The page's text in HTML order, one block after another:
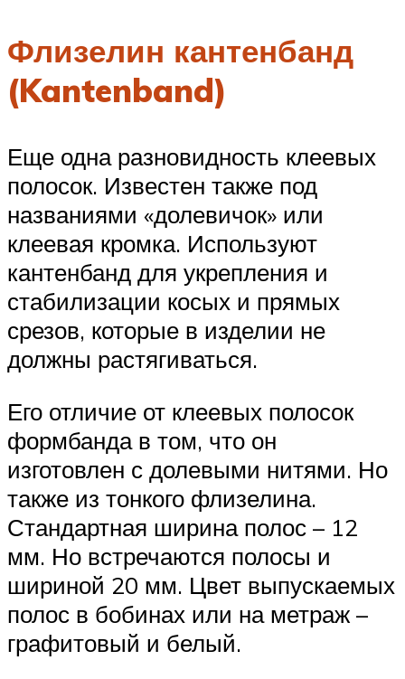
Флизелин кантенбанд
(Kantenband)
Еще одна разновидность клеевых
полосок. Известен также под
названиями «долевичок» или
клеевая кромка. Используют
кантенбанд для укрепления и
стабилизации косых и прямых
срезов, которые в изделии не
должны растягиваться.
Его отличие от клеевых полосок
формбанда в том, что он
изготовлен с долевыми нитями. Но
также из тонкого флизелина.
Стандартная ширина полос – 12
мм. Но встречаются полосы и
шириной 20 мм. Цвет выпускаемых
полос в бобинах или на метраж –
графитовый и белый.